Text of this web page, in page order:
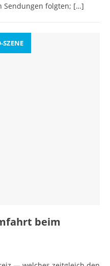
folgten; […]
SZENE
beim